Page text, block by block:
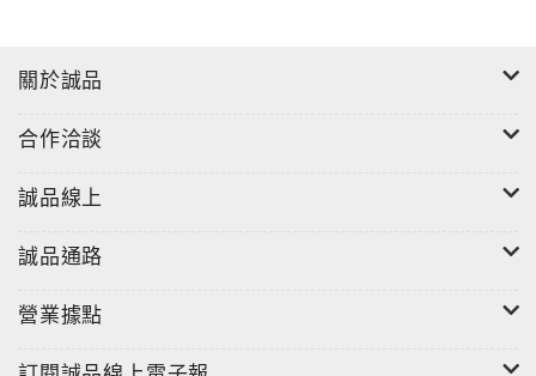
的時光；從廣受好評的基礎打版教學到拼布Fun手作，
型袋身底角圓弧版》※曲線打版技巧（一）。輕洋裁小
教室《時尚雕花薄外套》※春夏必備的印花薄外套。拼
布Fun手作《百花齊舞3C平板包》《貓遊花田抱枕套》
※機縫拼布的製作教學示範。【延續企劃】Cotton Life
更多元化的資訊。零碼布飾小物SHOW《兔子碰蘋果水
收錄更多元實用的布小物，近至居家遠至出國都能用到
關於誠品
合作洽談
誠品線上
誠品通路
營業據點